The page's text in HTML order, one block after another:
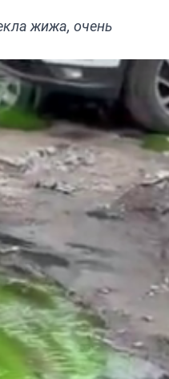
жижа, очень